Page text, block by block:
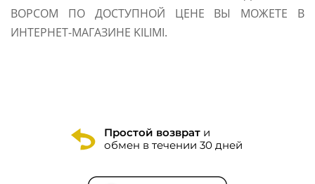
ВОРСОМ ПО ДОСТУПНОЙ ЦЕНЕ ВЫ МОЖЕТЕ В
ИНТЕРНЕТ-МАГАЗИНЕ KILIMI.
Простой возврати
обмен в течении 30 дней